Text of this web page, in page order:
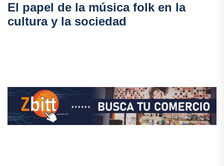
El papel de la música folk en la
cultura y la sociedad